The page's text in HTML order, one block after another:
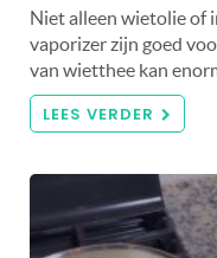
Niet alleen wietolie of
vaporizer zijn goed
van wietthee kan
LEES VERDER